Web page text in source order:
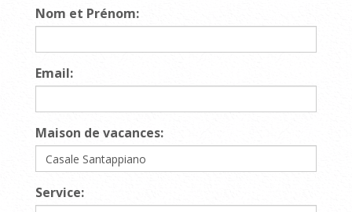
Nom et Prénom:
Email:
Maison de vacances:
Service: